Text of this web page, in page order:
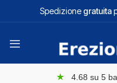
Spedizione gratuita
★ 4.68 su 5